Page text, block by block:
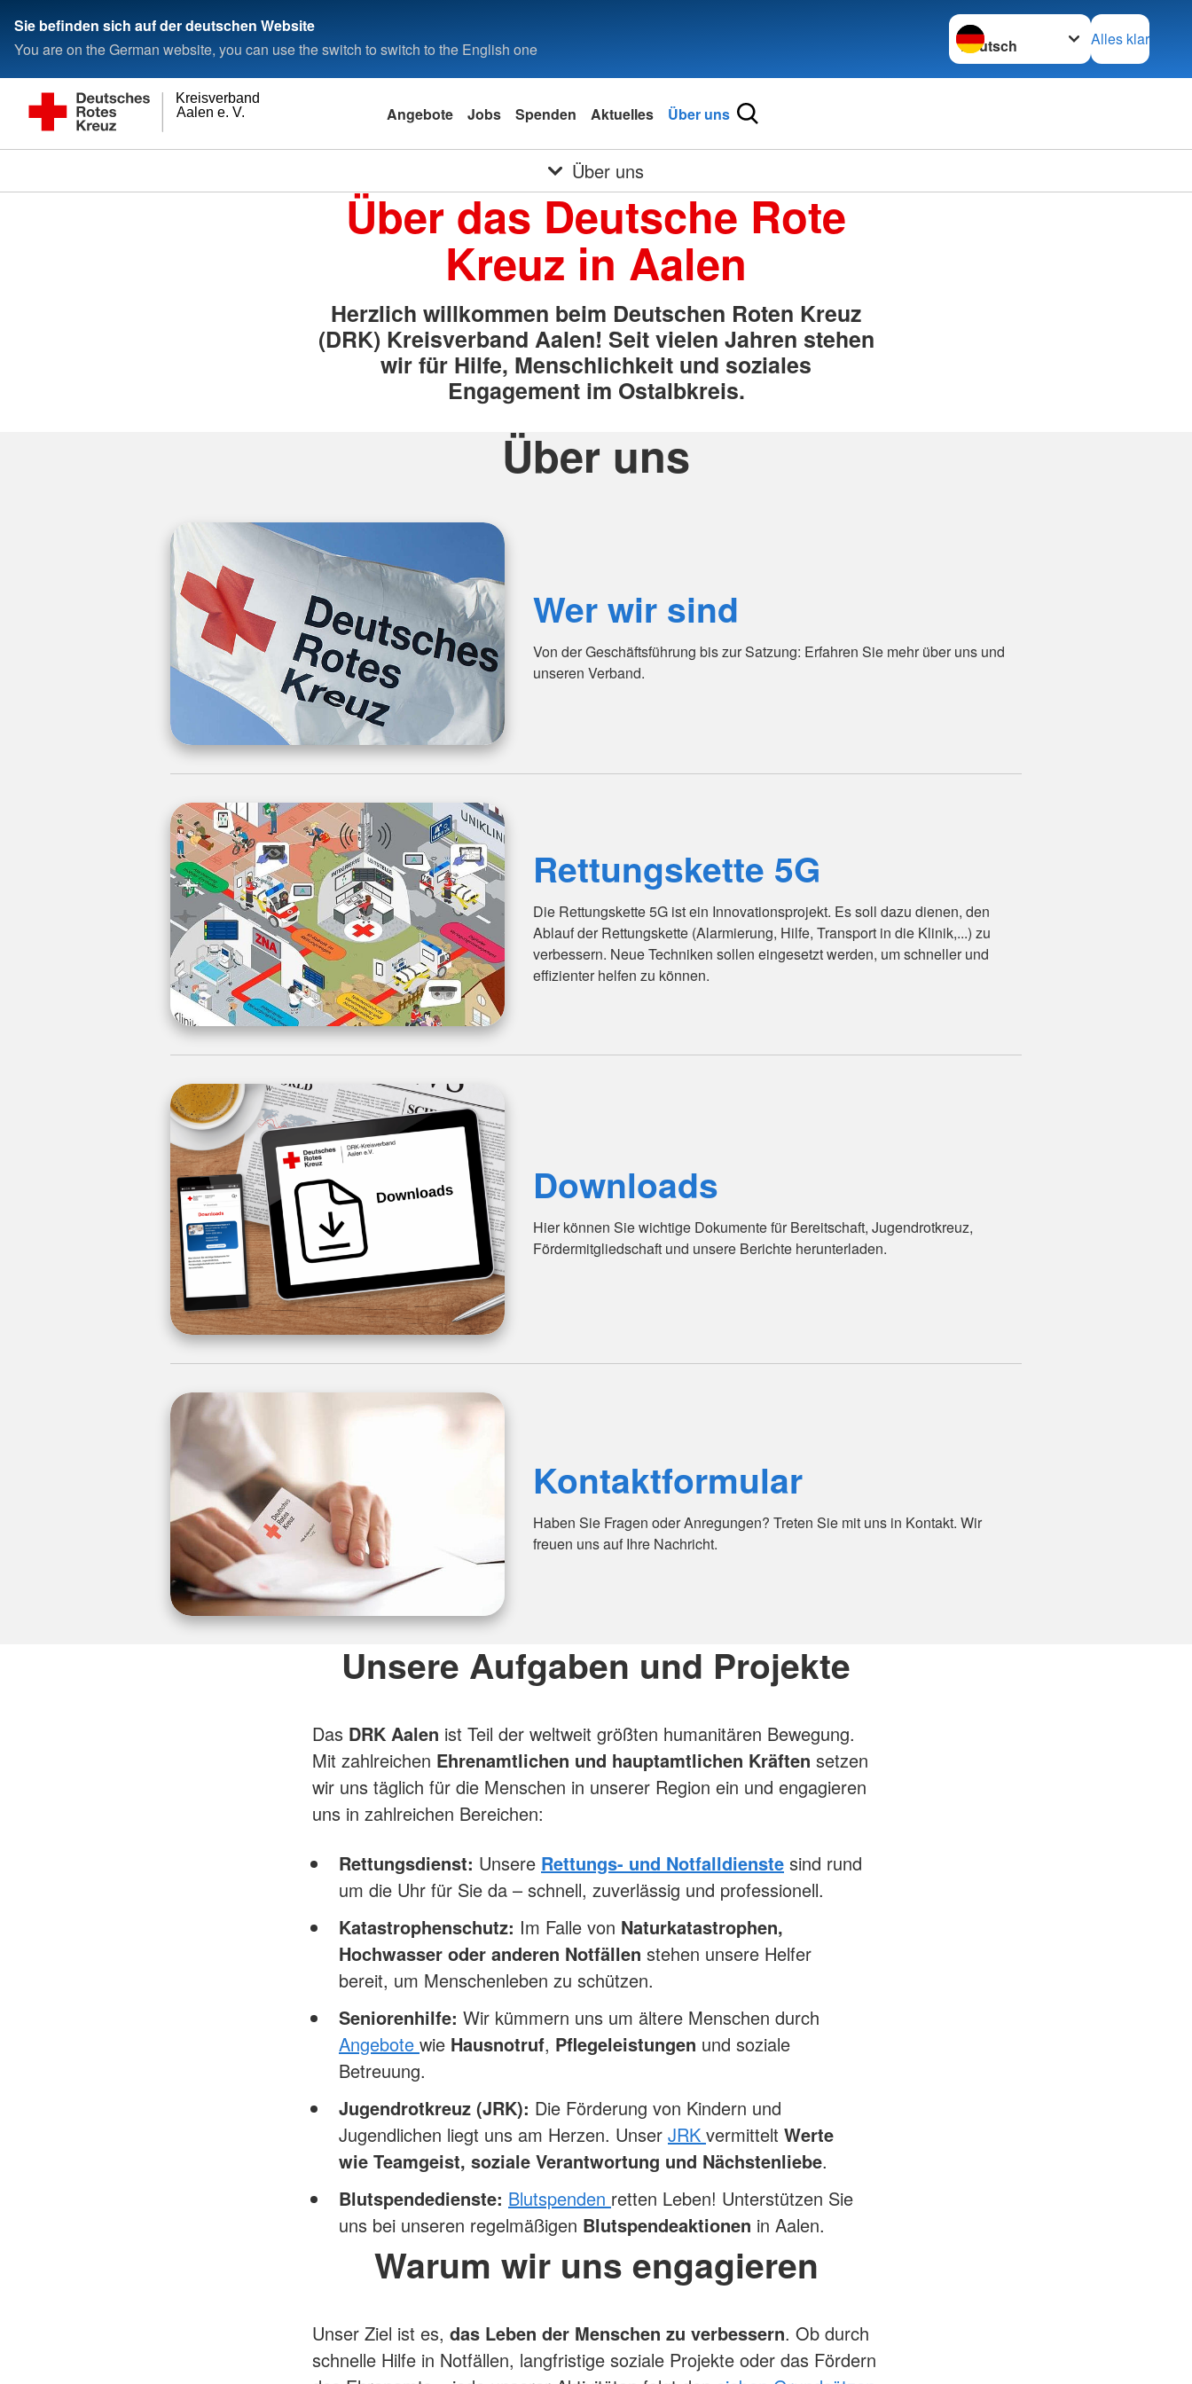
Sie befinden sich auf der deutschen Website
You are on the German website, you can use the switch to switch to the English one
Sprache wechseln zu
Alles klar
Aalen e. V.
Kreisverband
Angebote Jobs Spenden Aktuelles Über uns
Über uns
Über das Deutsche Rote
Kreuz in Aalen
Herzlich willkommen beim Deutschen Roten Kreuz
(DRK) Kreisverband Aalen! Seit vielen Jahren stehen
wir für Hilfe, Menschlichkeit und soziales
Engagement im Ostalbkreis.
Über uns
Wer wir sind
Von der Geschäftsführung bis zur Satzung: Erfahren Sie mehr über uns und
unseren Verband.
Rettungskette 5G
Die Rettungskette 5G ist ein Innovationsprojekt. Es soll dazu dienen, den
Ablauf der Rettungskette (Alarmierung, Hilfe, Transport in die Klinik,...) zu
verbessern. Neue Techniken sollen eingesetzt werden, um schneller und
effizienter helfen zu können.
Downloads
Hier können Sie wichtige Dokumente für Bereitschaft, Jugendrotkreuz,
Fördermitgliedschaft und unsere Berichte herunterladen.
Kontaktformular
Haben Sie Fragen oder Anregungen? Treten Sie mit uns in Kontakt. Wir
freuen uns auf Ihre Nachricht.
Unsere Aufgaben und Projekte
Das DRK Aalen ist Teil der weltweit größten humanitären Bewegung.
Mit zahlreichen Ehrenamtlichen und hauptamtlichen Kräften setzen
wir uns täglich für die Menschen in unserer Region ein und engagieren
uns in zahlreichen Bereichen:
Rettungsdienst: Unsere Rettungs- und Notfalldienste sind rund
um die Uhr für Sie da – schnell, zuverlässig und professionell.
Katastrophenschutz: Im Falle von Naturkatastrophen,
Hochwasser oder anderen Notfällen stehen unsere Helfer
bereit, um Menschenleben zu schützen.
Seniorenhilfe: Wir kümmern uns um ältere Menschen durch
Angebote wie Hausnotruf, Pflegeleistungen und soziale
Betreuung.
Jugendrotkreuz (JRK): Die Förderung von Kindern und
Jugendlichen liegt uns am Herzen. Unser JRK vermittelt Werte
wie Teamgeist, soziale Verantwortung und Nächstenliebe.
Blutspendedienste: Blutspenden retten Leben! Unterstützen Sie
uns bei unseren regelmäßigen Blutspendeaktionen in Aalen.
Warum wir uns engagieren
Unser Ziel ist es, das Leben der Menschen zu verbessern. Ob durch
schnelle Hilfe in Notfällen, langfristige soziale Projekte oder das Fördern